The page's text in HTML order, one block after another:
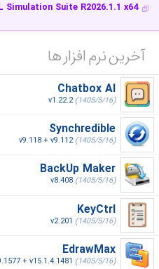
Simulation Suite R2026.1.1 x64
آخرین نرم افزار ها
Chatbox AI
v1.22.2(1405/5/16)
Synchredible
v9.118 + v9.112(1405/5/16)
BackUp Maker
v8.408 (1405/5/16)
KeyCtrl
v2.201 (1405/5/16)
EdrawMax
+ v15.1.4.1481 (1405/5/16)